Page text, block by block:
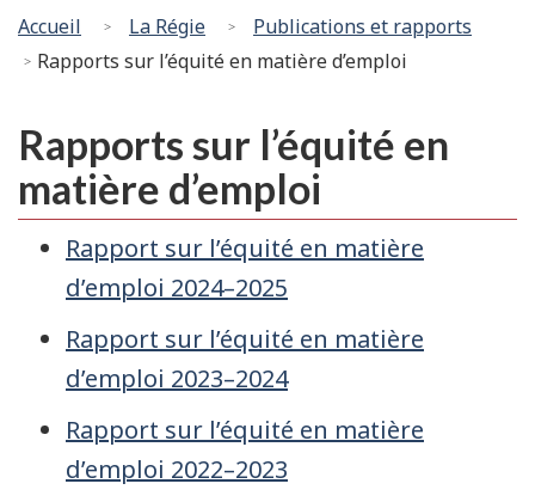
l’énergie
du
Canada
Vous
êtes
Accueil La Régie
Publications et rapports
Rapports sur l’équité en matière d’emploi
Rapports sur l’équité en
matière d’emploi
Rapport sur l’équité en matière
d’emploi 2024–2025
Rapport sur l’équité en matière
d’emploi 2023–2024
Rapport sur l’équité en matière
d’emploi 2022–2023